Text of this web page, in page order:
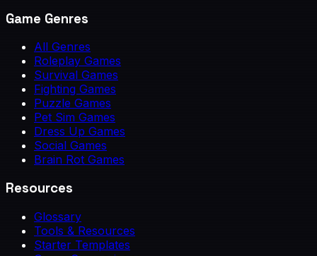
Game Genres
All Genres
Roleplay Games
Survival Games
Fighting Games
Puzzle Games
Pet Sim Games
Dress Up Games
Social Games
Brain Rot Games
Resources
Glossary
Tools & Resources
Starter Templates